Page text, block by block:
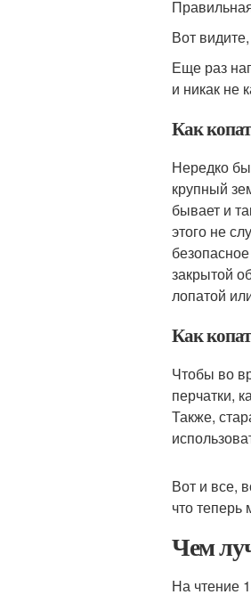
Вот
Еще раз
и никак не
Как
Нередко
крупный
бывает и
этого не
закрытой
лопатой
Как
Чтобы во
перчатки,
Также,
Вот и все,
что теперь
Чем
На чтение